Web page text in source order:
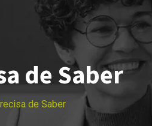
de Saber
de Saber